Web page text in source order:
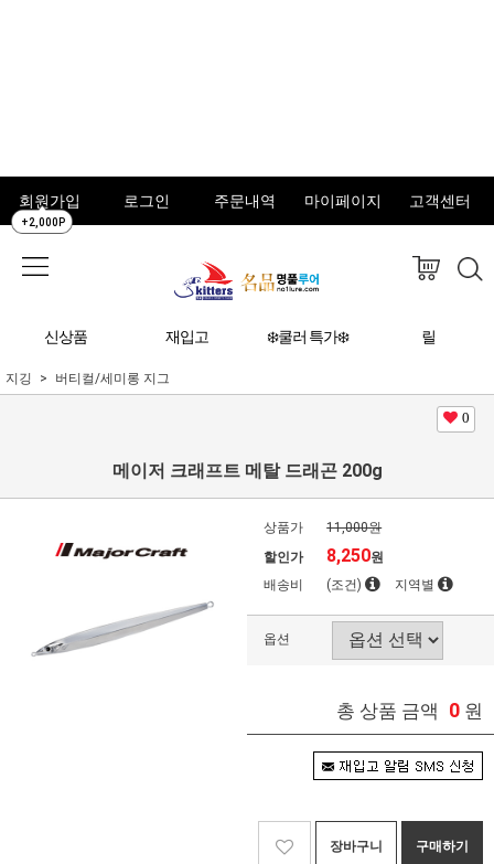
회원가입
+2,000P
로그인 주문내역 마이페이지 고객센터
신상품 재입고 ❄️쿨러 특가❄️ 릴
지깅 버티컬/세미롱 지그
0
메이저 크래프트 메탈 드래곤 200g
상품가
11,000원
할인가
8,250원
배송비
(조건) 지역별
옵션
총 상품 금액 0 원
장바구니 구매하기